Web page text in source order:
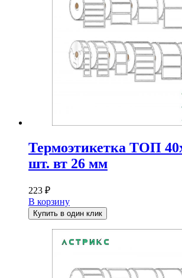
Термоэтикетка ТОП
шт. вт 26 мм
223 ₽
В корзину
Купить в один клик